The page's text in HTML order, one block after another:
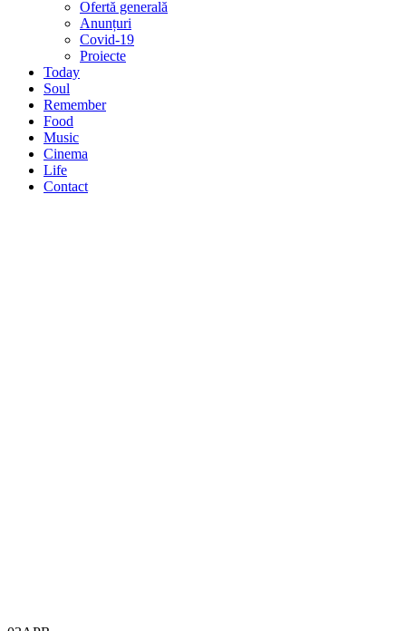
Ofertă generală
Anunțuri
Covid-19
Proiecte
Today
Soul
Remember
Food
Music
Cinema
Life
Contact